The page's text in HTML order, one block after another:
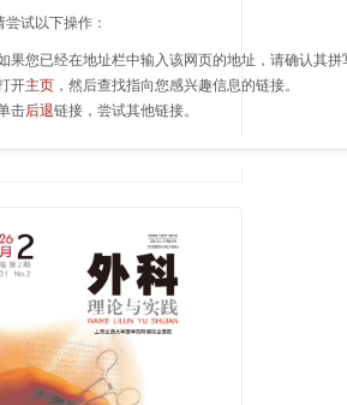
尝试以下操作：
果您已经在地址栏中输入该网页的地址，请确认其拼
开主页 ，然后查找指向您感兴趣信息的链接。
击后退链接，尝试其他链接。